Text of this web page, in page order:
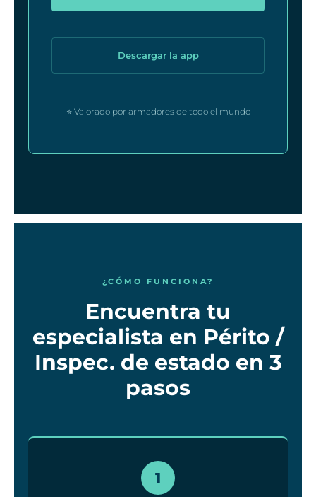
Descargar la app
⭐ Valorado por armadores de todo el mundo
¿CÓMO FUNCIONA?
Encuentra tu
especialista en Périto /
Inspec. de estado en 3
pasos
1